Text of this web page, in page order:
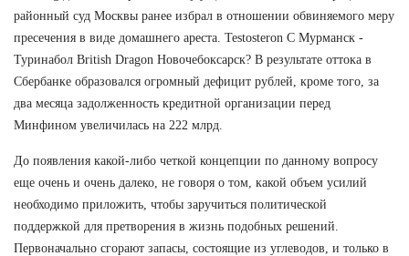
районный суд Москвы ранее избрал в отношении обвиняемого меру
пресечения в виде домашнего ареста. Testosteron C Мурманск -
Туринабол British Dragon Новочебоксарск? В результате оттока в
Сбербанке образовался огромный дефицит рублей, кроме того, за
два месяца задолженность кредитной организации перед
Минфином увеличилась на 222 млрд.
До появления какой-либо четкой концепции по данному вопросу
еще очень и очень далеко, не говоря о том, какой объем усилий
необходимо приложить, чтобы заручиться политической
поддержкой для претворения в жизнь подобных решений.
Первоначально сгорают запасы, состоящие из углеводов, и только в